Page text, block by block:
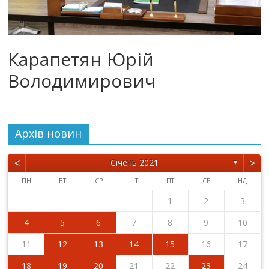
Карапетян Юрій
Володимирович
Архiв новин
< Січень 2021 ▼ >
ПН ВТ СР ЧТ ПТ СБ НД
1 2
3
4
5 6 7 8 9
10
11
12 13 14 15 16
17
18
19 20 21 22 23
24